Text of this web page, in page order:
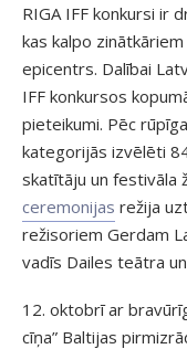
RIGA IFF konkursi ir
kas kalpo
epicentrs. Dalībai
IFF konkursos
pieteikumi. Pēc
kategorijās izvēlēti
skatītāju un festivāla
ceremonijas režija
režisoriem Gerdam
vadīs Dailes teātra
12. oktobrī ar
cīņa” Baltijas